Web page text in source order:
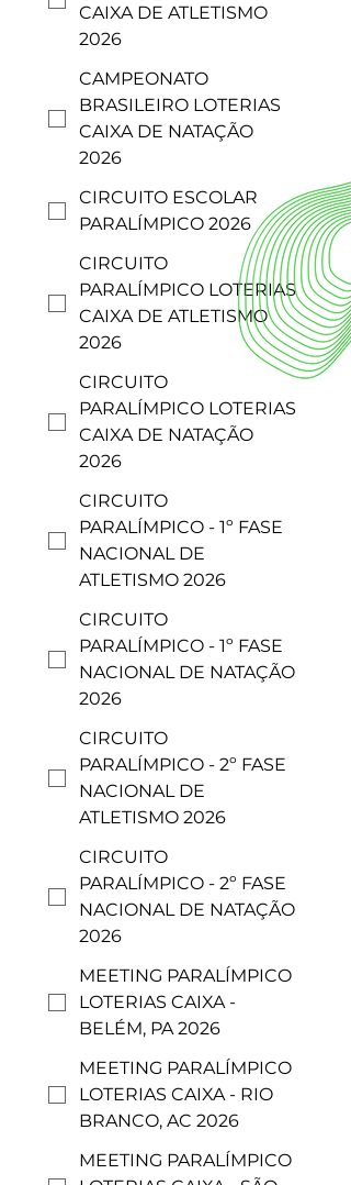
CAIXA DE ATLETISMO
2026
CAMPEONATO
BRASILEIRO LOTERIAS
CAIXA DE NATAÇÃO
2026
CIRCUITO ESCOLAR
PARALÍMPICO 2026
CIRCUITO
PARALÍMPICO LOTERIAS
CAIXA DE ATLETISMO
2026
CIRCUITO
PARALÍMPICO LOTERIAS
CAIXA DE NATAÇÃO
2026
CIRCUITO
PARALÍMPICO - 1º FASE
NACIONAL DE
ATLETISMO 2026
CIRCUITO
PARALÍMPICO - 1º FASE
NACIONAL DE NATAÇÃO
2026
CIRCUITO
PARALÍMPICO - 2º FASE
NACIONAL DE
ATLETISMO 2026
CIRCUITO
PARALÍMPICO - 2º FASE
NACIONAL DE NATAÇÃO
2026
MEETING PARALÍMPICO
LOTERIAS CAIXA -
BELÉM, PA 2026
MEETING PARALÍMPICO
LOTERIAS CAIXA - RIO
BRANCO, AC 2026
MEETING PARALÍMPICO